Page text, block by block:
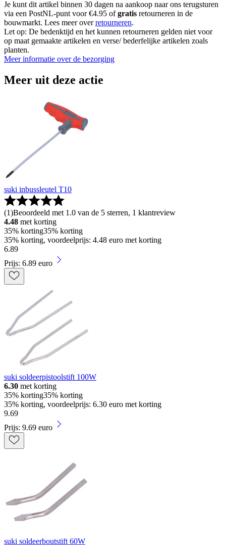
Je kunt dit artikel binnen 30 dagen na aankoop naar ons terugsturen
via een PostNL-punt voor €4.95 ofgratis retourneren in de
bouwmarkt. Lees meer overretourneren.
Let op: De bedenktijd en het kunnen retourneren gelden niet voor
op maat gemaakte artikelen en verse/ bederfelijke artikelen zoals
planten.
Meer informatie over de bezorging
Meer uit deze actie
suki inbussleutel T10
(1)Beoordeeld met 1.0 van de 5 sterren, 1 klantreview
4.48 met korting
35% korting35% korting
35% korting, voordeelprijs: 4.48 euro met korting
6.89
Prijs: 6.89 euro
suki soldeerpistoolstift 100W
6.30 met korting
35% korting35% korting
35% korting, voordeelprijs: 6.30 euro met korting
9.69
Prijs: 9.69 euro
suki soldeerboutstift 60W